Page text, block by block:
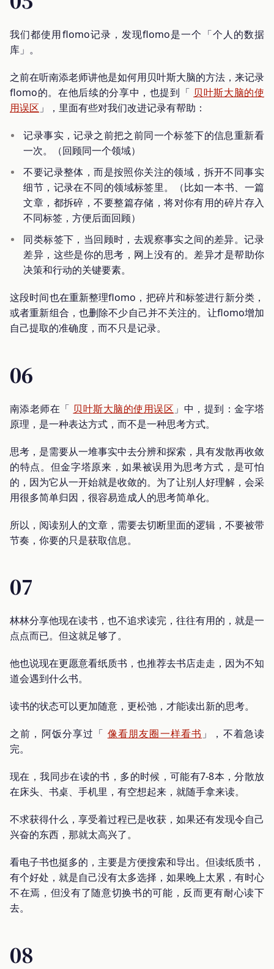
我们都使用flomo记录，发现flomo是一个「个人的数据
库」。
之前在听南添老师讲他是如何用贝叶斯大脑的方法，来记录
flomo的。在他后续的分享中，也提到「 贝叶斯大脑的使
用误区」，里面有些对我们改进记录有帮助：
记录事实，记录之前把之前同一个标签下的信息重新看
一次。（回顾同一个领域）
不要记录整体，而是按照你关注的领域，拆开不同事实
细节，记录在不同的领域标签里。（比如一本书、一篇
文章，都拆碎，不要整篇存储，将对你有用的碎片存入
不同标签，方便后面回顾）
同类标签下，当回顾时，去观察事实之间的差异。记录
差异，这些是你的思考，网上没有的。差异才是帮助你
决策和行动的关键要素。
这段时间也在重新整理flomo，把碎片和标签进行新分类，
或者重新组合，也删除不少自己并不关注的。让flomo增加
自己提取的准确度，而不只是记录。
06
南添老师在「 贝叶斯大脑的使用误区 」中，提到：金字塔
原理，是一种表达方式，而不是一种思考方式。
思考，是需要从一堆事实中去分辨和探索，具有发散再收敛
的特点。但金字塔原来，如果被误用为思考方式，是可怕
的，因为它从一开始就是收敛的。为了让别人好理解，会采
用很多简单归因，很容易造成人的思考简单化。
所以，阅读别人的文章，需要去切断里面的逻辑，不要被带
节奏，你要的只是获取信息。
07
林林分享他现在读书，也不追求读完，往往有用的，就是一
点点而已。但这就足够了。
他也说现在更愿意看纸质书，也推荐去书店走走，因为不知
道会遇到什么书。
读书的状态可以更加随意，更松弛，才能读出新的思考。
之前，阿饭分享过「 像看朋友圈一样看书 」，不着急读
完。
现在，我同步在读的书，多的时候，可能有7-8本，分散放
在床头、书桌、手机里，有空想起来，就随手拿来读。
不求获得什么，享受着过程已是收获，如果还有发现令自己
兴奋的东西，那就太高兴了。
看电子书也挺多的，主要是方便搜索和导出。但读纸质书，
有个好处，就是自己没有太多选择，如果晚上太累，有时心
不在焉，但没有了随意切换书的可能，反而更有耐心读下
去。
08